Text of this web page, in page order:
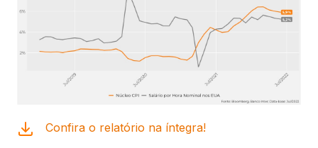
Confira o relatório na íntegra!